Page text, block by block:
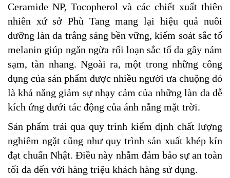
Ceramide NP, Tocopherol và các chiết xuất thiên
nhiên xứ sở Phù Tang mang lại hiệu quả nuôi
dưỡng làn da trắng sáng bền vững, kiểm soát sắc tố
melanin giúp ngăn ngừa rối loạn sắc tố da gây nám
sạm, tàn nhang. Ngoài ra, một trong những công
dụng của sản phẩm được nhiều người ưa chuộng đó
là khả năng giảm sự nhạy cảm của những làn da dễ
kích ứng dưới tác động của ánh nắng mặt trời.
Sản phẩm trải qua quy trình kiểm định chất lượng
nghiêm ngặt cũng như quy trình sản xuất khép kín
đạt chuẩn Nhật. Điều này nhằm đảm bảo sự an toàn
tối đa đến với hàng triệu khách hàng sử dụng.